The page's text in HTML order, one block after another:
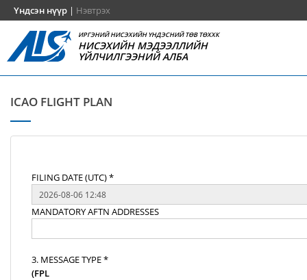
Үндсэн нүүр | Нэвтрэх
ИРГЭНИЙ НИСЭХИЙН ҮНДЭСНИЙ ТӨВ ТӨХХК
НИСЭХИЙН МЭДЭЭЛЛИЙН
ҮЙЛЧИЛГЭЭНИЙ АЛБА
ICAO FLIGHT PLAN
FILING DATE (UTC) *
MANDATORY AFTN ADDRESSES
3. MESSAGE TYPE *
(FPL